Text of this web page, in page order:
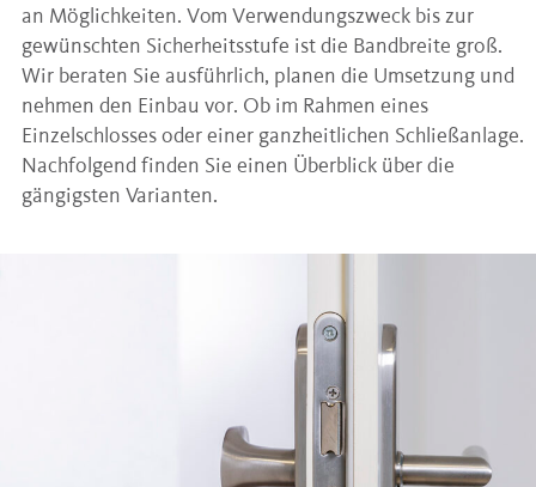
an Möglichkeiten. Vom Verwendungszweck bis zur
gewünschten Sicherheitsstufe ist die Bandbreite groß.
Wir beraten Sie ausführlich, planen die Umsetzung und
nehmen den Einbau vor. Ob im Rahmen eines
Einzelschlosses oder einer ganzheitlichen Schließanlage.
Nachfolgend finden Sie einen Überblick über die
gängigsten Varianten.